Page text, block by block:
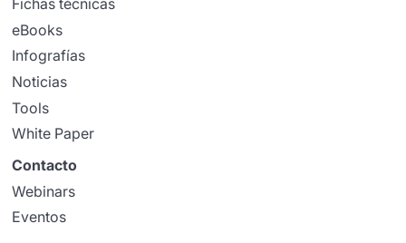
Fichas técnicas
eBooks
Infografías
Noticias
Tools
White Paper
Contacto
Webinars
Eventos